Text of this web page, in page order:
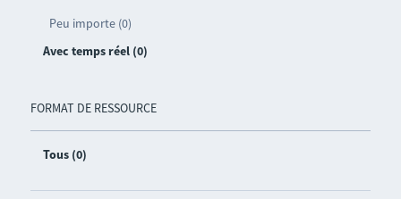
Peu importe (0)
Avec temps réel (0)
FORMAT DE RESSOURCE
Tous (0)